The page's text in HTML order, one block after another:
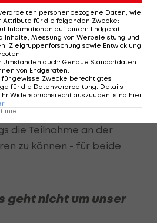
denkbar.
freut sich auf ein
nichts zu verlieren. Wir
Dementsprechend
und das Spiel
schlimmere Situationen für
Spieltage vor dem Ende
die Teilnahme an der
zu können - für beide
geht nicht um unser
personenbezogene Daten, wie
Attribute für die folgenden Zwecke:
Informationen auf einem Endgerät;
Inhalte, Messung von Werbeleistung und
Zielgruppenforschung sowie Entwicklung
auch: Genaue Standortdaten
von Endgeräten
gewisse Zwecke berechtigtes
für die Datenverarbeitung. Details
Widerspruchsrecht auszuüben, sind hier